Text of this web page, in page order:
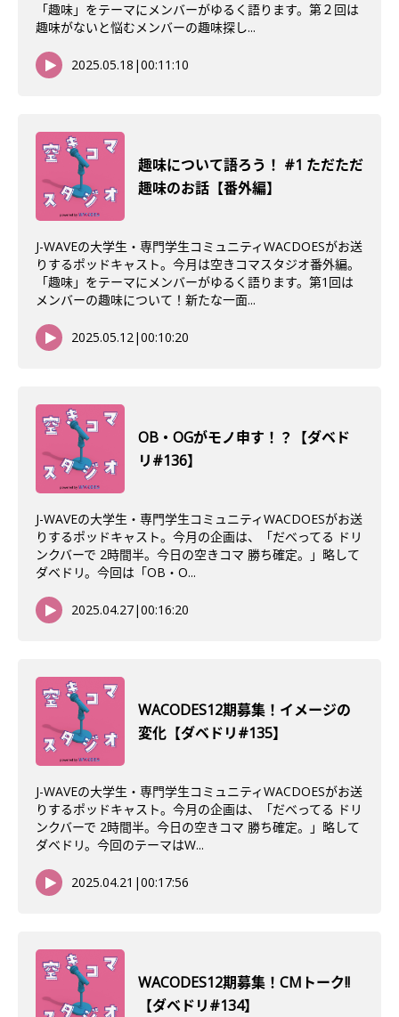
「趣味」をテーマにメンバーがゆるく語ります。第２回は
趣味がないと悩むメンバーの趣味探し...
2025.05.18 |00:11:10
趣味について語ろう！ #1 ただただ
趣味のお話【番外編】
J-WAVEの大学生・専門学生コミュニティWACDOESがお送
りするポッドキャスト。今月は空きコマスタジオ番外編。
「趣味」をテーマにメンバーがゆるく語ります。第1回は
メンバーの趣味について！新たな一面...
2025.05.12|00:10:20
OB・OGがモノ申す！？【ダベド
リ#136】
J-WAVEの大学生・専門学生コミュニティWACDOESがお送
りするポッドキャスト。今月の企画は、「だべってる ドリ
ンクバーで 2時間半。今日の空きコマ 勝ち確定。」略して
ダベドリ。今回は「OB・O...
2025.04.27|00:16:20
WACODES12期募集！イメージの
変化【ダベドリ#135】
J-WAVEの大学生・専門学生コミュニティWACDOESがお送
りするポッドキャスト。今月の企画は、「だべってる ドリ
ンクバーで 2時間半。今日の空きコマ 勝ち確定。」略して
ダベドリ。今回のテーマはW...
2025.04.21 |00:17:56
WACODES12期募集！CMトーク!!
【ダベドリ#134】